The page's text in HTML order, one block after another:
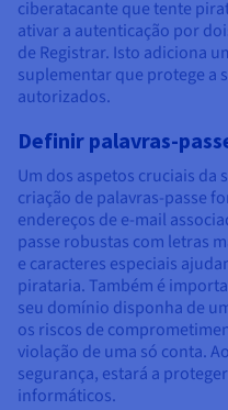
ciberatacante que tente
ativar a autenticação por
de Registrar. Isto adiciona
suplementar que protege a
autorizados.
Definir palavras-
Um dos aspetos cruciais da
criação de palavras-passe
endereços de e-mail
passe robustas com letras
e caracteres especiais
pirataria. Também é
seu domínio disponha de
os riscos de
violação de uma só conta.
segurança, estará a
informáticos.